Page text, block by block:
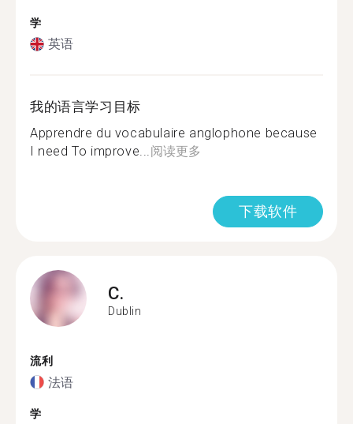
学
英语
我的语言学习目标
Apprendre du vocabulaire anglophone because
I need To improve...阅读更多
下载软件
C.
Dublin
流利
法语
学